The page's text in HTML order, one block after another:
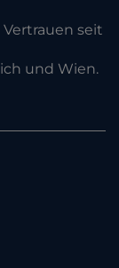
seit
und Wien.